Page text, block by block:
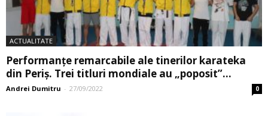
ACTUALITATE
Performanțe remarcabile ale tinerilor karateka
din Periș. Trei titluri mondiale au „poposit”...
Andrei Dumitru - 27/09/2022 0